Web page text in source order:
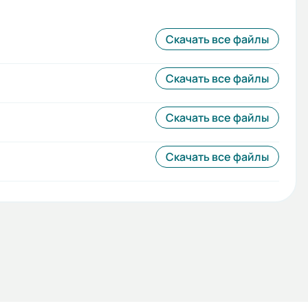
Скачать все файлы
Скачать все файлы
Скачать все файлы
Скачать все файлы